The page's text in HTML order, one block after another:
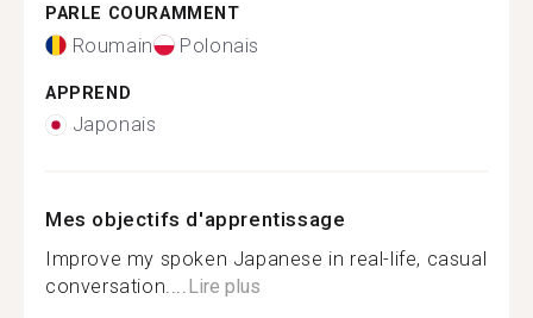
PARLE COURAMMENT
Roumain Polonais
APPREND
Japonais
Mes objectifs d'apprentissage
Improve my spoken Japanese in real-life, casual
conversation....Lire plus